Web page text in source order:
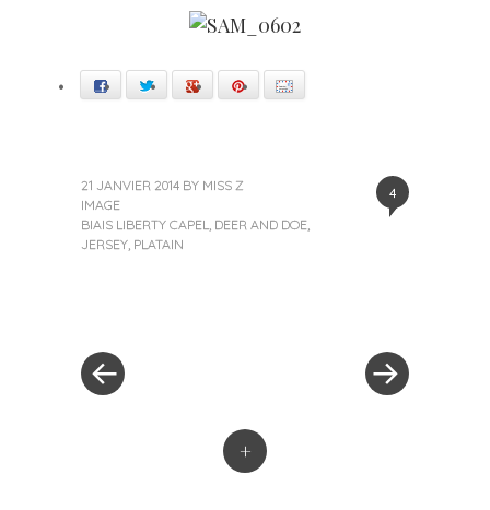
Facebook Twitter Google+ Pinterest
4
21 JANVIER 2014 BY MISS Z
IMAGE
BIAIS LIBERTY CAPEL
DEER AND DOE
JERSEY PLATAIN
+